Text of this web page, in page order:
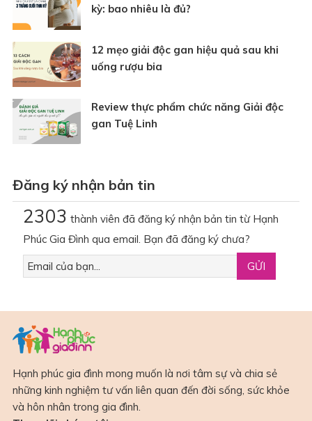
kỳ: bao nhiêu là đủ?
12 mẹo giải độc gan hiệu quả sau khi
uống rượu bia
Review thực phẩm chức năng Giải độc
gan Tuệ Linh
Đăng ký nhận bản tin
2303 thành viên đã đăng ký nhận bản tin từ Hạnh
Phúc Gia Đình qua email. Bạn đã đăng ký chưa?
Hạnh phúc gia đình mong muốn là nơi tâm sự và chia sẻ
những kinh nghiệm tư vấn liên quan đến đời sống, sức khỏe
và hôn nhân trong gia đình.